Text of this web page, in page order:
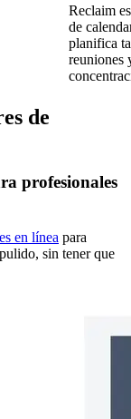
Reclaim
de
planifica
reuniones
de
profesionales
en línea para
sin tener que